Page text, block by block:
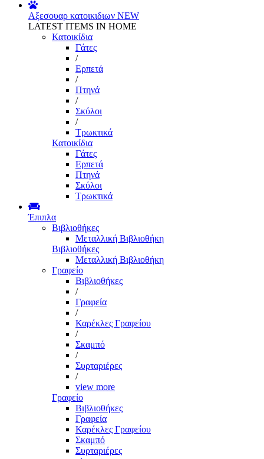
Αξεσουαρ κατοικιδιων NEW
LATEST ITEMS IN HOME
Κατοικίδια
Γάτες
/
Ερπετά
/
Πτηνά
/
Σκύλοι
/
Τρωκτικά
Κατοικίδια
Γάτες
Ερπετά
Πτηνά
Σκύλοι
Τρωκτικά
Έπιπλα
Βιβλιοθήκες
Μεταλλική Βιβλιοθήκη
Βιβλιοθήκες
Μεταλλική Βιβλιοθήκη
Γραφείο
Βιβλιοθήκες
/
Γραφεία
/
Καρέκλες Γραφείου
/
Σκαμπό
/
Συρταριέρες
/
view more
Γραφείο
Βιβλιοθήκες
Γραφεία
Καρέκλες Γραφείου
Σκαμπό
Συρταριέρες